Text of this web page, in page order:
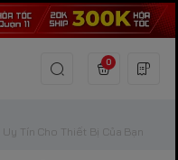
0
Tín Cho Thiết Bị Của Bạn